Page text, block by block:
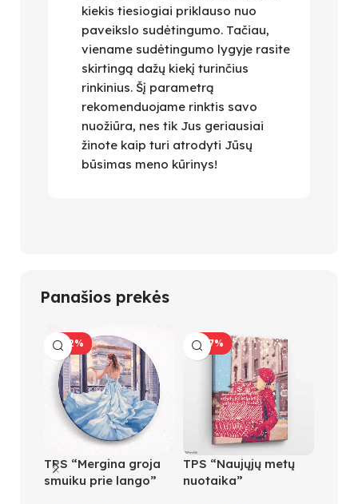
kiekis tiesiogiai priklauso nuo
paveikslo sudėtingumo. Tačiau,
viename sudėtingumo lygyje rasite
skirtingą dažų kiekį turinčius
rinkinius. Šį parametrą
rekomenduojame rinktis savo
nuožiūra, nes tik Jus geriausiai
žinote kaip turi atrodyti Jūsų
būsimas meno kūrinys!
Panašios prekės
-32%
TPS “Mergina groja
smuiku prie lango”
-47%
TPS “Naujųjų metų
nuotaika”